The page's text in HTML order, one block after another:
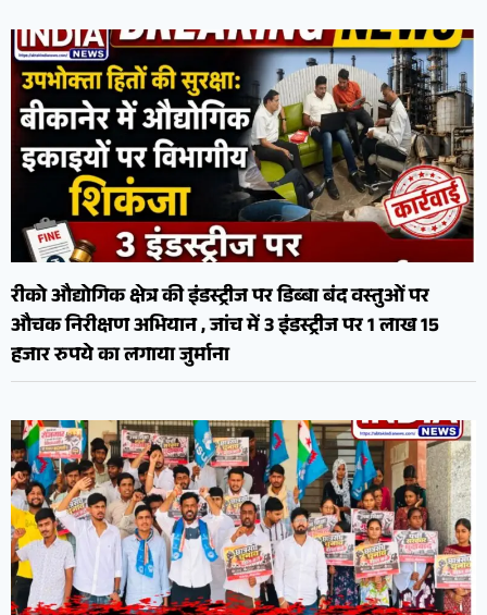
रीको औद्योगिक क्षेत्र की इंडस्ट्रीज पर डिब्बा बंद वस्तुओं पर
औचक निरीक्षण अभियान , जांच में 3 इंडस्ट्रीज पर 1 लाख 15
हजार रुपये का लगाया जुर्माना